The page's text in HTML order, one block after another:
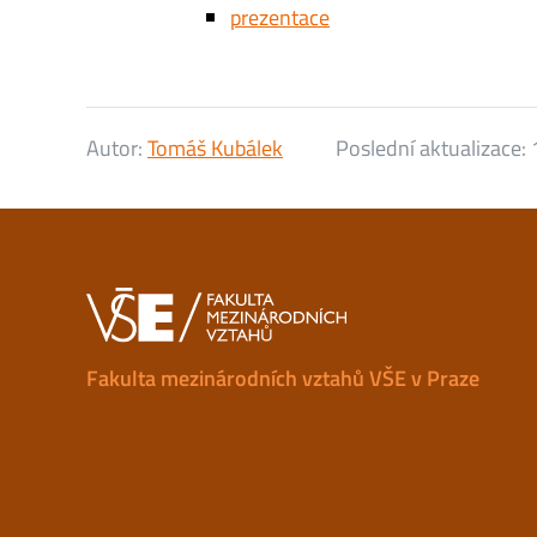
prezentace
Autor:Tomáš Kubálek Poslední aktualizace:
Fakulta mezinárodních vztahů VŠE v Praze